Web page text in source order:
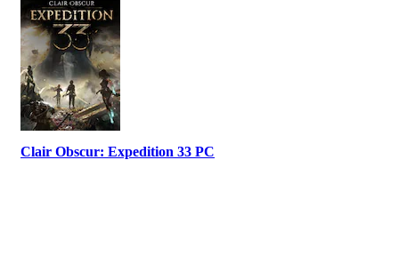
Clair Obscur: Expedition 33 PC